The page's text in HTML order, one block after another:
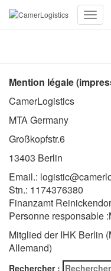
Toggle
Mention légale
CamerLogistics
MTA Germany
Großkopfstr.6
13403 Berlin
Email.:
Stn.: 1174376380
Finanzamt
Personne responsable
Mitglied der IHK Berlin
Allemand)
Rechercher :